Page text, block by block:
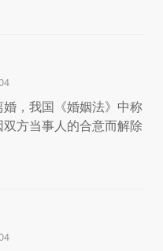
，我国《婚姻法》中称
方当事人的合意而解除